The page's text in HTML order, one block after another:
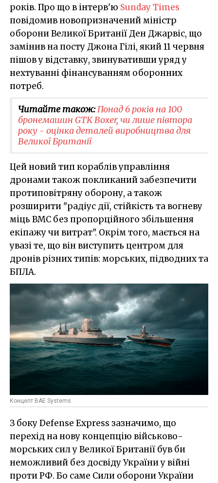
років. Про що в інтерв'ю Sunday Times
повідомив новопризначений міністр
оборони Великої Британії Ден Джарвіс, що
замінив на посту Джона Гілі, який 11 червня
пішов у відставку, звинувативши уряд у
нехтуванні фінансуванням оборонних
потреб.
Читайте також:Понад 6 років на 100
бронемашин GTK Boxer, чи лише півтора
року - оцінка деталей виробництва для
Великої Британії
Цей новий тип кораблів управління
дронами також покликаний забезпечити
протиповітряну оборону, а також
розширити "радіус дії, стійкість та вогневу
міць ВМС без пропорційного збільшення
екіпажу чи витрат". Окрім того, мається на
увазі те, що він виступить центром для
дронів різних типів: морських, підводних та
БПЛА.
Концепт BAE Systems
З боку Defense Express зазначимо, що
перехід на нову концепцію військово-
морських сил у Великої Британії був би
неможливий без досвіду України у війні
проти РФ. Бо саме Сили оборони України